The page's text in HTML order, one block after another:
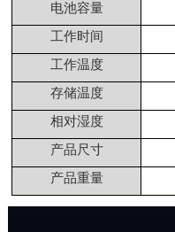
电池容量
工作时间
工作温度
存储温度
相对湿度
产品尺寸
产品重量